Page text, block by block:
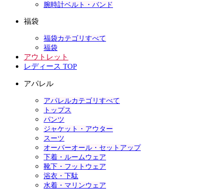
腕時計ベルト・バンド
福袋
福袋カテゴリすべて
福袋
アウトレット
レディース TOP
アパレル
アパレルカテゴリすべて
トップス
パンツ
ジャケット・アウター
スーツ
オーバーオール・セットアップ
下着・ルームウェア
靴下・フットウェア
浴衣・下駄
水着・マリンウェア